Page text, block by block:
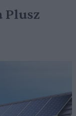
Plusz